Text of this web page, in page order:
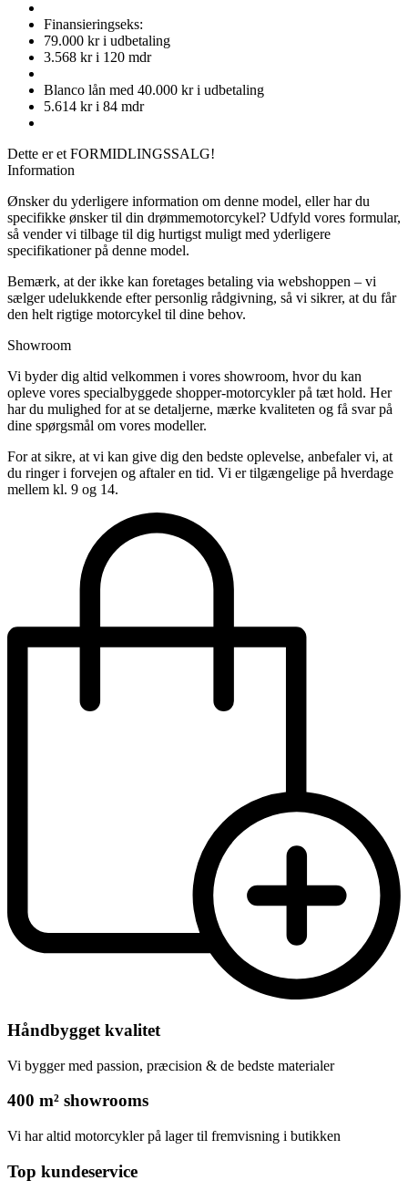
Finansieringseks:
79.000 kr i udbetaling
3.568 kr i 120 mdr
Blanco lån med 40.000 kr i udbetaling
5.614 kr i 84 mdr
Dette er et FORMIDLINGSSALG!
Information
Ønsker du yderligere information om denne model, eller har du
specifikke ønsker til din drømmemotorcykel? Udfyld vores formular,
så vender vi tilbage til dig hurtigst muligt med yderligere
specifikationer på denne model.
Bemærk, at der ikke kan foretages betaling via webshoppen – vi
sælger udelukkende efter personlig rådgivning, så vi sikrer, at du får
den helt rigtige motorcykel til dine behov.
Showroom
Vi byder dig altid velkommen i vores showroom, hvor du kan
opleve vores specialbyggede shopper-motorcykler på tæt hold. Her
har du mulighed for at se detaljerne, mærke kvaliteten og få svar på
dine spørgsmål om vores modeller.
For at sikre, at vi kan give dig den bedste oplevelse, anbefaler vi, at
du ringer i forvejen og aftaler en tid. Vi er tilgængelige på hverdage
mellem kl. 9 og 14.
Håndbygget kvalitet
Vi bygger med passion, præcision & de bedste materialer
400 m² showrooms
Vi har altid motorcykler på lager til fremvisning i butikken
Top kundeservice